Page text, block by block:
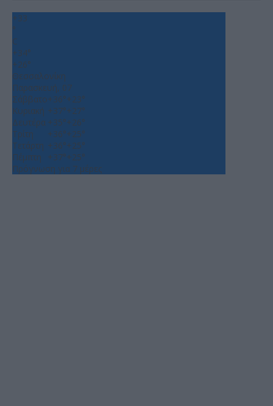
+33
°
C
+34°
+26°
Θεσσαλονίκη
Παρασκευή, 07
Σάββατο+36°+23°
Κυριακή +37°+27°
Δευτέρα +35°+26°
Τρίτη
+36°+25°
Τετάρτη +36°+25°
Πέμπτη
+37°+25°
Πρόγνωση για 7 μέρες